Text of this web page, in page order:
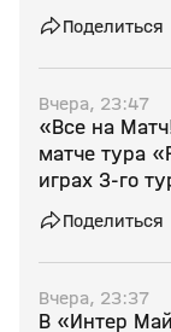
Поделиться
Вчера, 23:47
«Все на
матче тура
играх 3-го
Поделиться
Вчера, 23:37
В «Интер